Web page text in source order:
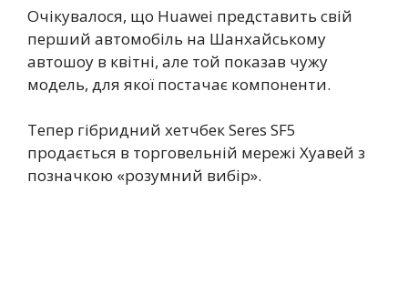
Очікувалося, що Huawei представить свій
перший автомобіль на Шанхайському
автошоу в квітні, але той показав чужу
модель, для якої постачає компоненти.
Тепер гібридний хетчбек Seres SF5
продається в торговельній мережі Хуавей з
позначкою «розумний вибір».